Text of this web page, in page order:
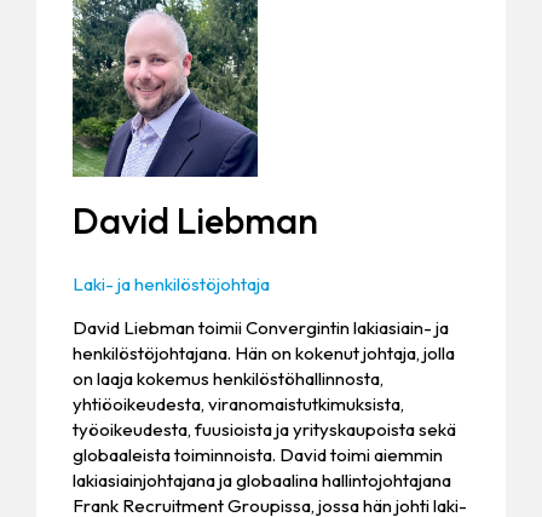
David Liebman
Laki- ja henkilöstöjohtaja
David Liebman toimii Convergintin lakiasiain- ja
henkilöstöjohtajana. Hän on kokenut johtaja, jolla
on laaja kokemus henkilöstöhallinnosta,
yhtiöoikeudesta, viranomaistutkimuksista,
työoikeudesta, fuusioista ja yrityskaupoista sekä
globaaleista toiminnoista. David toimi aiemmin
lakiasiainjohtajana ja globaalina hallintojohtajana
Frank Recruitment Groupissa, jossa hän johti laki-